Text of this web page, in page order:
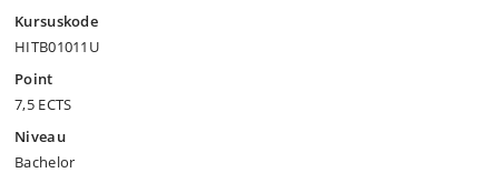
Kursuskode
HITB01011U
Point
7,5 ECTS
Niveau
Bachelor